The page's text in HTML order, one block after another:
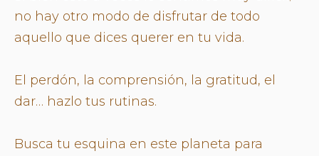
no hay otro modo de disfrutar de todo
aquello que dices querer en tu vida.
El perdón, la comprensión, la gratitud, el
dar… hazlo tus rutinas.
Busca tu esquina en este planeta para